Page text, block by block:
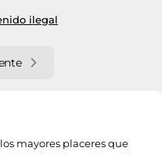
ilegal
mayores placeres que